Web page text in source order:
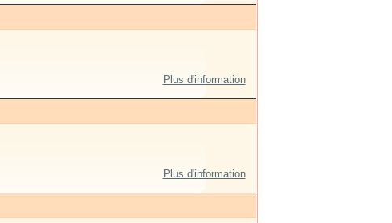
Plus d'information
Plus d'information